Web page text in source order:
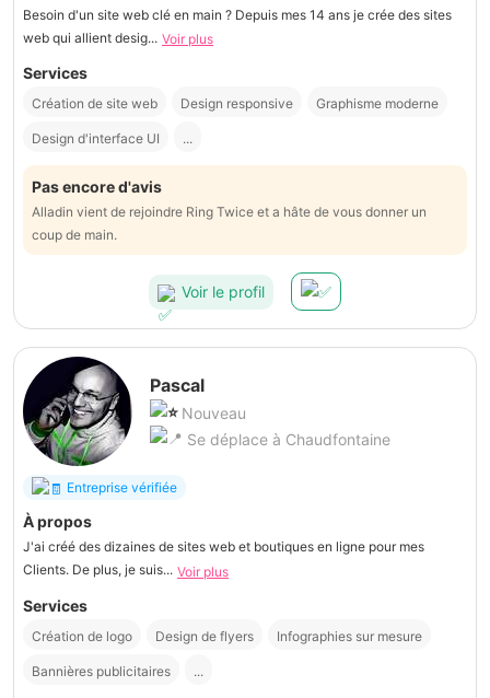
Besoin d'un site web clé en main ? Depuis mes 14 ans je crée des sites
web qui allient desig... Voir plus
Services
Création de site web Design responsive Graphisme moderne
Design d'interface UI ...
Pas encore d'avis
Alladin vient de rejoindre Ring Twice et a hâte de vous donner un
coup de main.
Voir le profil
Pascal
Nouveau
Se déplace à Chaudfontaine
Entreprise vérifiée
À propos
J'ai créé des dizaines de sites web et boutiques en ligne pour mes
Clients. De plus, je suis... Voir plus
Services
Création de logo Design de flyers Infographies sur mesure
Bannières publicitaires ...